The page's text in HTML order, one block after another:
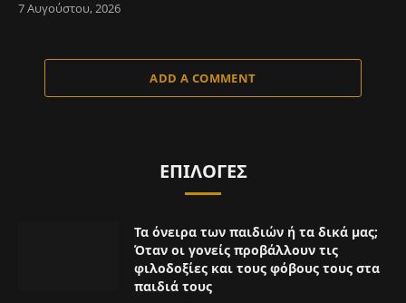
7 Αυγούστου, 2026
ADD A COMMENT
ΕΠΙΛΟΓΈΣ
Τα όνειρα των παιδιών ή τα δικά μας;
Όταν οι γονείς προβάλλουν τις
φιλοδοξίες και τους φόβους τους στα
παιδιά τους